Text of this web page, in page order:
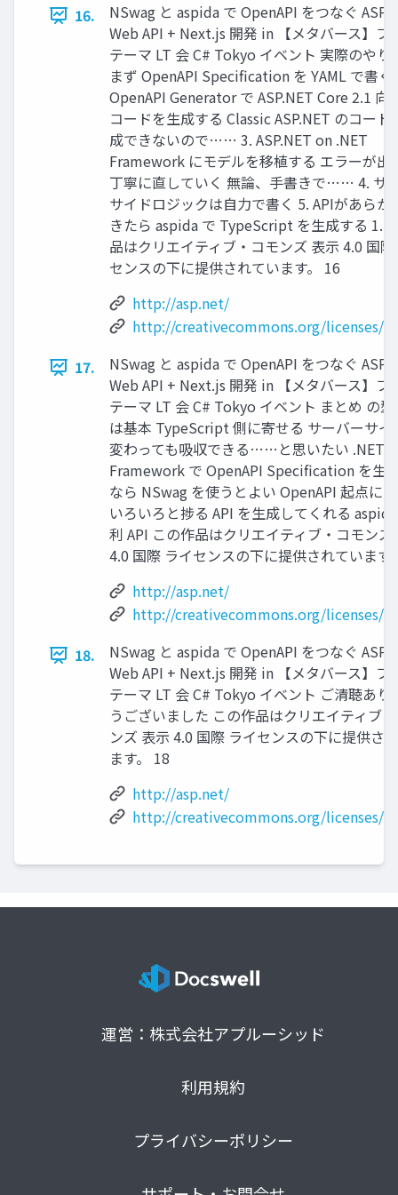
16.
NSwag と aspida で OpenAPI をつなぐ
Web API + Next.js 開発 in 【メタバース】フ
テーマ LT 会 C# Tokyo イベント 実際のやり
まず OpenAPI Specification を YAML で書く
OpenAPI Generator で ASP.NET Core 2.1 向
コードを生成する Classic ASP.NET のコード
成できないので…… 3. ASP.NET on .NET
Framework にモデルを移植する エラーが出
丁寧に直していく 無論、手書きで…… 4. サ
サイドロジックは自力で書く 5. APIがあらか
きたら aspida で TypeScript を生成する 1.
品はクリエイティブ・コモンズ 表示 4.0 国
センスの下に提供されています。 16
http://asp.net/
http://creativecommons.org/licenses/
17.
NSwag と aspida で OpenAPI をつなぐ
Web API + Next.js 開発 in 【メタバース】フ
テーマ LT 会 C# Tokyo イベント まとめ の
は基本 TypeScript 側に寄せる サーバーサイ
変わっても吸収できる……と思いたい .NET
Framework で OpenAPI Specification を生
なら NSwag を使うとよい OpenAPI 起点に
いろいろと捗る API を生成してくれる
利 API この作品はクリエイティブ・コモンズ
4.0 国際 ライセンスの下に提供されています
http://asp.net/
http://creativecommons.org/licenses/
18.
NSwag と aspida で OpenAPI をつなぐ
Web API + Next.js 開発 in 【メタバース】フ
テーマ LT 会 C# Tokyo イベント ご清聴あり
うございました この作品はクリエイティブ
ンズ 表示 4.0 国際 ライセンスの下に提供さ
ます。 18
http://asp.net/
http://creativecommons.org/licenses/
運営：株式会社アプルーシッド
利用規約
プライバシーポリシー